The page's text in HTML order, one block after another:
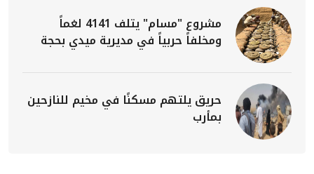
مشروع "مسام" يتلف 4141 لغماً
ومخلفاً حربياً في مديرية ميدي بحجة
حريق يلتهم مسكنًا في مخيم للنازحين
بمأرب